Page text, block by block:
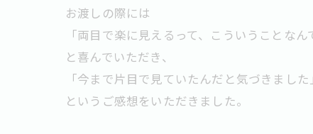
お渡しの際には
「両目で楽に見えるって、こういうことなん
と喜んでいただき、
「今まで片目で見ていたんだと気づきました」
というご感想をいただきました。